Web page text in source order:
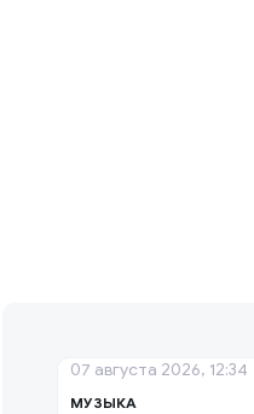
МУЗЫКА
07 августа 2026, 12:34